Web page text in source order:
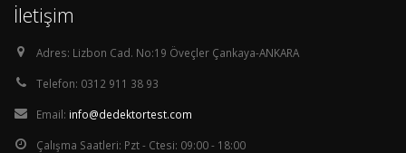
İletişim
Adres: Lizbon Cad. No:19 Öveçler Çankaya-ANKARA
Telefon: 0312 911 38 93
Email: info@dedektortest.com
Çalışma Saatleri: Pzt - Ctesi: 09:00 - 18:00